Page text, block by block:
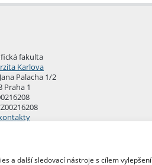
a další sledovací nástroje s cílem vylepšení
fakulta
Karlova
Palacha 1/2
Praha 1